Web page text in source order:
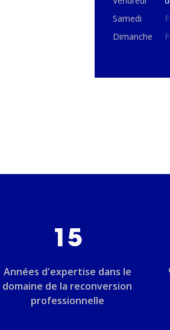
Samedi
Dimanche
15
Années d'expertise dans le
domaine de la reconversion
professionnelle